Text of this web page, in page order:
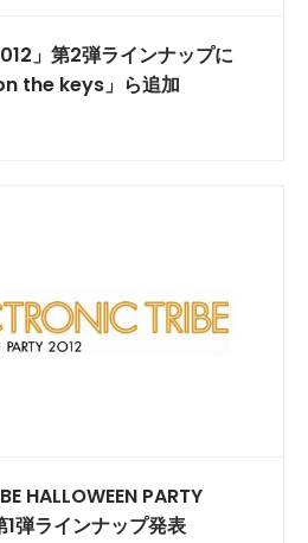
」第2弾ラインナップに
the keys」ら追加
HALLOWEEN PARTY
弾ラインナップ発表